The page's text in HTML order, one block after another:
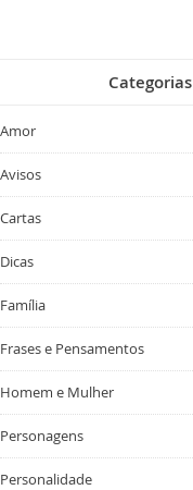
Categorias
Amor
Avisos
Cartas
Dicas
Família
Frases e Pensamentos
Homem e Mulher
Personagens
Personalidade